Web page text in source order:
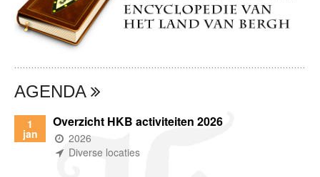
AGENDA
1
jan
Overzicht HKB activiteiten 2026
(wanneer)
2026
(waar)
Diverse locaties